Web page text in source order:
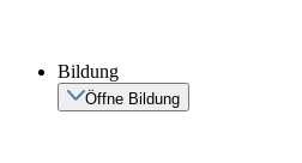
Bildung
Öffne Bildung